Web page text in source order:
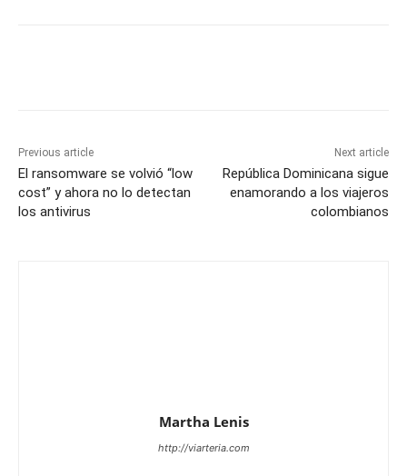
Previous article
El ransomware se volvió “low
cost” y ahora no lo detectan
los antivirus
Next article
República Dominicana sigue
enamorando a los viajeros
colombianos
Martha Lenis
http://viarteria.com